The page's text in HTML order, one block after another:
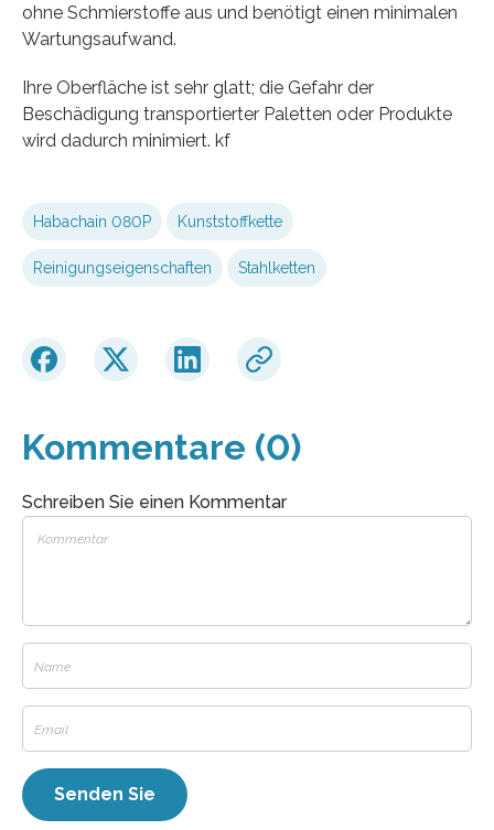
ohne Schmierstoffe aus und benötigt einen minimalen
Wartungsaufwand.
Ihre Oberfläche ist sehr glatt; die Gefahr der
Beschädigung transportierter Paletten oder Produkte
wird dadurch minimiert. kf
Habachain 080P Kunststoffkette
Reinigungseigenschaften Stahlketten
Kommentare (0)
Schreiben Sie einen Kommentar